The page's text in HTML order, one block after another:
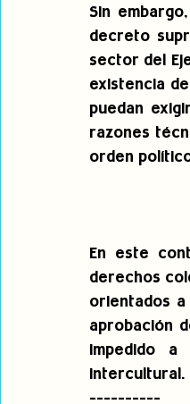
Sin
decreto
sector del
existencia
puedan
razones
orden
En este
derechos
orientados
aprobación
impedido
intercultural.
----------